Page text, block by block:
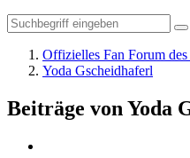
Offizielles Fan Forum
Yoda Gscheidhaferl
Beiträge von Yoda